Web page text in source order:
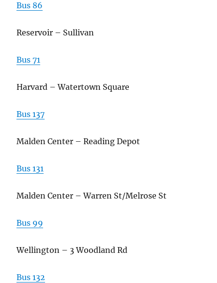
Bus 86
Reservoir – Sullivan
Bus 71
Harvard – Watertown Square
Bus 137
Malden Center – Reading Depot
Bus 131
Malden Center – Warren St/Melrose St
Bus 99
Wellington – 3 Woodland Rd
Bus 132